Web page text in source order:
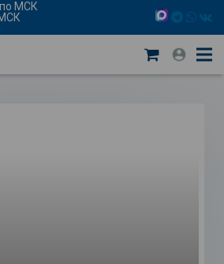
по МСК